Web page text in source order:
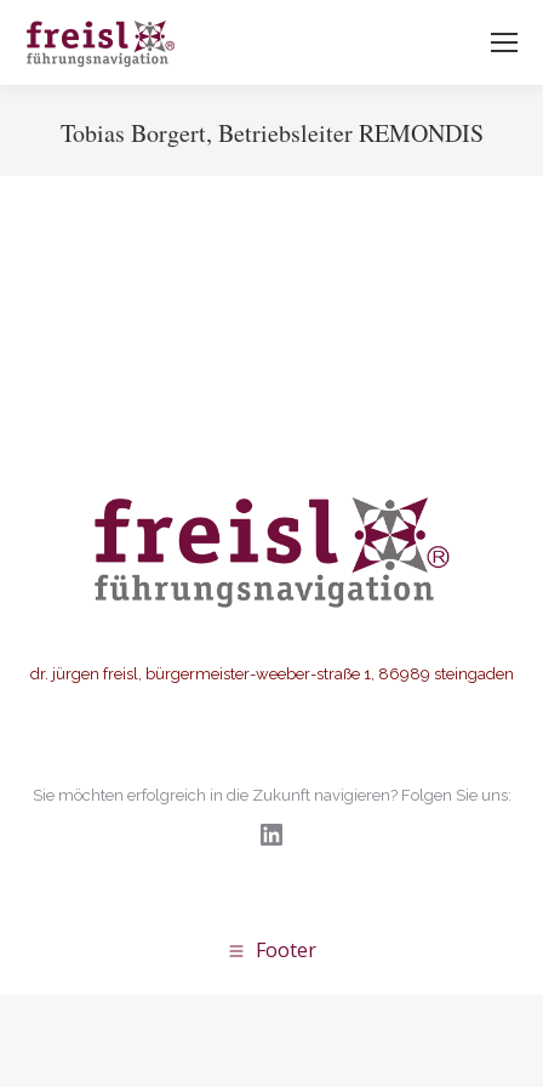
Tobias Borgert, Betriebsleiter REMONDIS
dr. jürgen freisl, bürgermeister-weeber-straße 1, 86989 steingaden
Sie möchten erfolgreich in die Zukunft navigieren? Folgen Sie uns:
LinkedIn
Footer